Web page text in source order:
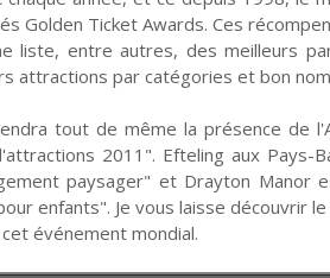
Golden Ticket Awards. Ces
liste, entre autres, des meilleurs
attractions par catégories et bon
tout de même la présence de
2011". Efteling aux Pays-
paysager" et Drayton Manor
enfants". Je vous laisse découvrir
événement mondial.